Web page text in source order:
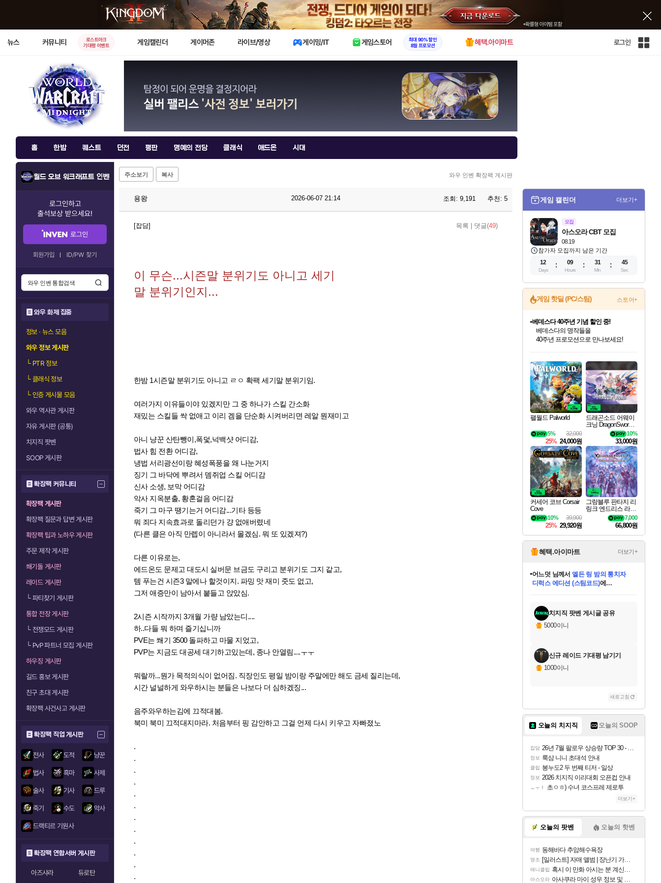
X
뉴스 커뮤니티
로스트아크
기대평 이벤트
게임캘린더 게이머존 라이브/영상 게이밍/IT 게임스토어
최대 90% 할인
8월 프로모션
혜택.아이마트 로그인
인
홈 한밤 퀘스트 던전 평판 명예의 전당 클래식 애드온 시대
월드 오브 워크래프트 인벤
로그인하고
출석보상 받으세요!
로그인
회원가입 ID/PW 찾기
와우 화제 집중
정보 · 뉴스 모음
와우 정보 게시판
└PTR 정보
└클래식 정보
└인증 게시물 모음
와우 역사관 게시판
자유 게시판 (공통)
치지직 팟벤
SOOP 게시판
확장팩 커뮤니티
확장팩 게시판
확장팩 질문과 답변 게시판
확장팩 팁과 노하우 게시판
주문 제작 게시판
쐐기돌 게시판
레이드 게시판
└파티찾기 게시판
통합 전장 게시판
└전쟁모드 게시판
└PvP 파트너 모집 게시판
하우징 게시판
길드 홍보 게시판
친구 초대 게시판
확장팩 사건사고 게시판
확장팩 직업 게시판
전사 도적 냥꾼
법사 흑마 사제
술사 기사 드루
죽기 수도 악사
드랙티르 기원사
확장팩 연합서버 게시판
아즈샤라
듀로탄
주소보기 복사 와우 인벤 확장팩 게시판
용왕 2026-06-07 21:14 조회: 9,191 추천: 5
[잡담] 목록 댓글(49)
이 무슨...시즌말 분위기도 아니고 세기
말 분위기인지...
한밤 1시즌말 분위기도 아니고 ㄹㅇ 확팩 세기말 분위기임.
여러가지 이유들이야 있겠지만 그 중 하나가 스킬 간소화
재밌는 스킬들 싹 없애고 이리 겜을 단순화 시켜버리면 레알 뭔재미고
아니 냥꾼 산탄뺑이,폭덫,넉백샷 어디감,
법사 힘 전환 어디감,
냉법 서리광선이랑 혜성폭풍을 왜 나눈거지
징기 그 바닥에 뿌려서 뎀쥐업 스킬 어디감
신사 소생, 보막 어디감
악사 지옥분출, 황혼걸음 어디감
죽기 그 마구 땡기는거 어디감...기타 등등
뭐 죄다 지속효과로 돌리던가 걍 없애버렸네
(다른 클은 아직 만렙이 아니라서 몰겠심. 뭐 또 있겠져?)
다른 이유로는,
에드온도 문제고 대도시 실버문 브금도 구리고 분위기도 그지 같고,
템 푸는건 시즌3 말에나 할것이지. 파밍 맛 재미 줏도 없고,
그저 애증만이 남아서 붙들고 앉았심.
2시즌 시작까지 3개월 가량 남았는디....
하..다들 뭐 하며 즐기십니까
PVE는 쐐기 3500 돌파하고 마물 지었고,
PVP는 지금도 대공세 대기하고있는데, 종나 안열림....ㅜㅜ
뭐랄까...뭔가 목적의식이 없어짐. 직장인도 평일 밤이랑 주말에만 해도 금세 질리는데,
시간 널널하게 와우하시는 분들은 나보다 더 심하겠징...
음주와우하는김에 끄적대봄.
북미 북미 끄적대지마라. 처음부터 핑 감안하고 그걸 언제 다시 키우고 자빠졌노
.
.
.
.
.
.
.
.
.
.
.
.
게임 캘린더 더보기+
모집
08.19
아스오라 CBT 모집
참가자 모집까지 남은 기간
12
Days
09
Hours
31
Min
44
Sec
게임 핫딜 (PC/스팀) 스토어+
최대 90% 할인가를 만나보세요!
네이버혜택과 함께 만나보세요!
50%할인&추가 적립까지!
이니&베니 혜택까지!
네이버 혜택가와 함께 예약하세요!
할인&네이버혜택으로 만나보세요!
네이버페이 혜택과 만나보세요!
베데스다 40주년 기념 할인 중!
베데스다의 명작들을
40주년 프로모션으로 만나보세요!
네이버 포인트 혜택까지!
할인가에 만나보세요!
일부 에디션 상시 할인!
혜택으로 예약 판매 중
편안하게 충전하세요
팰월드 Palworld
32,000
5%
25% 24,000원
드래곤소드 어웨이
크닝 DragonSword A
10%
33,000원
커세어 코브 Corsair
Cove
39,900
10%
25% 29,920원
그랑블루 판타지 리
링크 엔드리스 라그
나로크 Granblue Fa
ntasy Relink Endless
7,000
66,800원
혜택.아이마트 더보기+
당첨되셨습니다.
당첨되셨습니다.
어느덧 님께서엘든 링 밤의 통치자
디럭스 에디션 (스팀코드)에
당첨되셨습니다.
에디션 (스팀코드)를 교환.
당첨되셨습니다.
당첨되셨습니다.
당첨되셨습니다.
당첨되셨습니다.
치지직 팟벤 게시글 공유
5000이니
신규 레이드 기대평 남기기
1000이니
새로고침
오늘의 치지직 오늘의 SOOP
잡담 26년 7월 팔로우 상승량 TOP 30 - 월간 치지직
정보 룩삼 니니 초대석 안내
클립 봉누도2 두 번째 티저 - 일상
정보 2026 치지직 이리대회 오픈컵 안내
ㅗㅜㅑ 초ㅇㅎ) 수녀 코스프레 제로투
더보기+
오늘의 팟벤 오늘의 핫벤
여행 동해바다 추암해수욕장
명조 [일러스트] 자매 앨범 | 장난기 가득한 오후의 공원 (리메이크판)
애니클립 혹시 이 만화 아시는 분 계신가요
아스오라 아사쿠라 마이 성우 정보 및 주요 필모